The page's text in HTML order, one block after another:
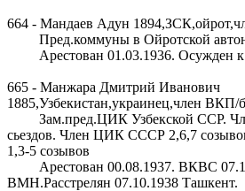
664 - Мандаев Адун
Пред.коммуны в Ойротской
Арестован 01.03.1936. Осужден к
665 - Манжара Дмитрий Иванович
1885,Узбекистан,украинец,член ВКП/
Зам.пред.ЦИК Узбекской ССР.
сьездов. Член ЦИК СССР 2,6,7
1,3-5 созывов
Арестован 00.08.1937. ВКВС
ВМН.Расстрелян 07.10.1938 Ташкент.